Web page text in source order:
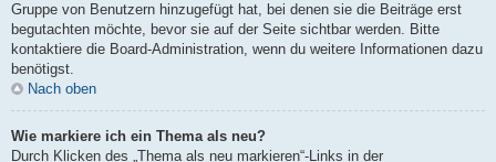
Gruppe von Benutzern hinzugefügt hat, bei denen sie die Beiträge erst
begutachten möchte, bevor sie auf der Seite sichtbar werden. Bitte
kontaktiere die Board-Administration, wenn du weitere Informationen dazu
benötigst.
Nach oben
Wie markiere ich ein Thema als neu?
Durch Klicken des „Thema als neu markieren“-Links in der